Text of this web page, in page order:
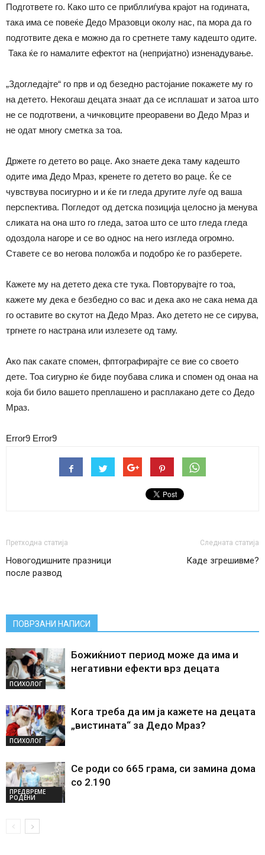
Подгответе го. Како што се прибллиѓува крајот на годината,
така има се повеќе Дедо Мразовци околу нас, па мора да го
подготвите дека е можно да го сретнете таму кадешто одите.
Така ќе го намалите ефектот на (непријатно) изненадување.
„Здогледајте“ го прв и од безедно растојание покажете му го
на детето. Некогаш децата знаат да се исплашат и затоа што
не се подготвени, а чичковците преоравени во Дедо Мраз и
не одат многу сметка за тоа.
Држете го детето во раце. Ако знаете дека таму кадешто
одите има Дедо Мраз, кренете го детето во раце. Ќе се
чувствува посигурно и и ќе ги гледа другите луѓе од ваша
перспектива. Погледот од детска позиција целосно ја менува
сликата на она што го гледа, затоа што се што гледа гледа
одоздола нагоре и се во однос на него изгледа огромно.
Ставете се во негова положба и подобро ќе го разберете.
Кажете му на детето дека сте тука. Повторувајте го тоа,
кажете му дека е безбедно со вас и дека ако не сака нема да
го оставите во скутот на Дедо Мраз. Ако детето не се сирува,
тргнете го настрана или излезете од таму.
Ако пак сакате спомен, фптографирајте се вие со своето
дете. Тоа сигурно ќе биде поубава слика и спомен од онаа на
која би било вашето преплашено и расплакано дете со Дедо
Мраз.
Error9 Error9
Претходна статија
Новогодишните празници
после развод
Следната статија
Каде згрешивме?
ПОВРЗАНИ НАПИСИ
ПСИХОЛОГ
Божиќниот период може да има и
негативни ефекти врз децата
ПСИХОЛОГ
Кога треба да им ја кажете на децата
„вистината“ за Дедо Мраз?
ПРЕДВРЕМЕ
РОДЕНИ
Се роди со 665 грама, си замина дома
со 2.190